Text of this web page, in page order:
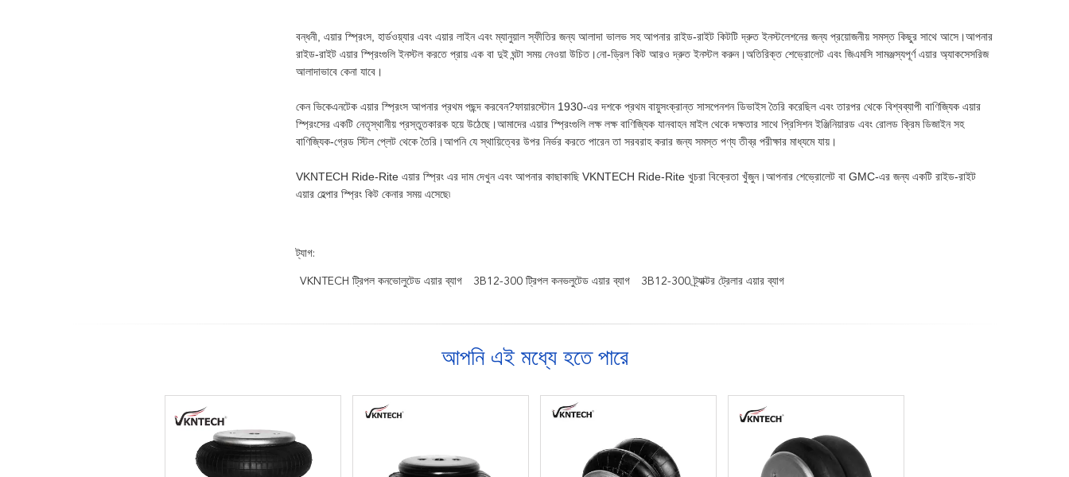
বন্ধনী, এয়ার স্প্রিংস, হার্ডওয়্যার এবং এয়ার লাইন এবং ম্যানুয়াল স্ফীতির জন্য আলাদা ভালভ সহ আপনার রাইড-রাইট কিটটি দ্রুত ইনস্টলেশনের জন্য প্রয়োজনীয় সমস্ত কিছুর সাথে আসে।আপনার
রাইড-রাইট এয়ার স্প্রিংগুলি ইনস্টল করতে প্রায় এক বা দুই ঘন্টা সময় নেওয়া উচিত।নো-ড্রিল কিট আরও দ্রুত ইনস্টল করুন।অতিরিক্ত শেভ্রোলেট এবং জিএমসি সামঞ্জস্যপূর্ণ এয়ার অ্যাকসেসরিজ
আলাদাভাবে কেনা যাবে।
কেন ভিকেএনটেক এয়ার স্প্রিংস আপনার প্রথম পছন্দ করবেন?ফায়ারস্টোন 1930-এর দশকে প্রথম বায়ুসংক্রান্ত সাসপেনশন ডিভাইস তৈরি করেছিল এবং তারপর থেকে বিশ্বব্যাপী বাণিজ্যিক এয়ার
স্প্রিংসের একটি নেতৃস্থানীয় প্রস্তুতকারক হয়ে উঠেছে।আমাদের এয়ার স্প্রিংগুলি লক্ষ লক্ষ বাণিজ্যিক যানবাহন মাইল থেকে দক্ষতার সাথে প্রিসিশন ইঞ্জিনিয়ারড এবং রোলড ক্রিম ডিজাইন সহ
বাণিজ্যিক-গ্রেড স্টিল প্লেট থেকে তৈরি।আপনি যে স্থায়িত্বের উপর নির্ভর করতে পারেন তা সরবরাহ করার জন্য সমস্ত পণ্য তীব্র পরীক্ষার মাধ্যমে যায়।
VKNTECH Ride-Rite এয়ার স্প্রিং এর দাম দেখুন এবং আপনার কাছাকাছি VKNTECH Ride-Rite খুচরা বিক্রেতা খুঁজুন।আপনার শেভ্রোলেট বা GMC-এর জন্য একটি রাইড-রাইট
এয়ার হেল্পার স্প্রিং কিট কেনার সময় এসেছে৷
ট্যাগ:
VKNTECH ট্রিপল কনভোলুটেড এয়ার ব্যাগ 3B12-300 ট্রিপল কনভলুটেড এয়ার ব্যাগ 3B12-300 ট্র্যাক্টর ট্রেলার এয়ার ব্যাগ
আপনি এই মধ্যে হতে পারে